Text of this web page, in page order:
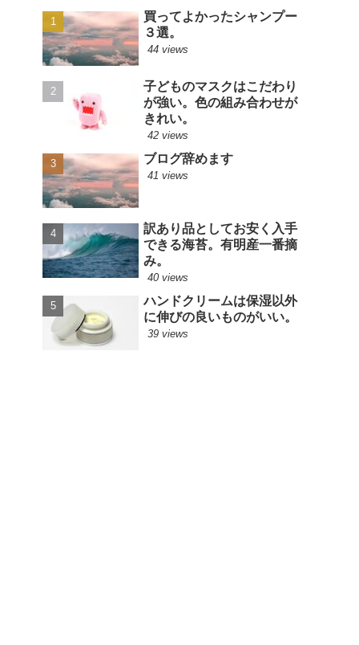
買ってよかったシャンプー
３選。
44 views
子どものマスクはこだわり
が強い。色の組み合わせが
きれい。
42 views
ブログ辞めます
41 views
訳あり品としてお安く入手
できる海苔。有明産一番摘
み。
40 views
ハンドクリームは保湿以外
に伸びの良いものがいい。
39 views